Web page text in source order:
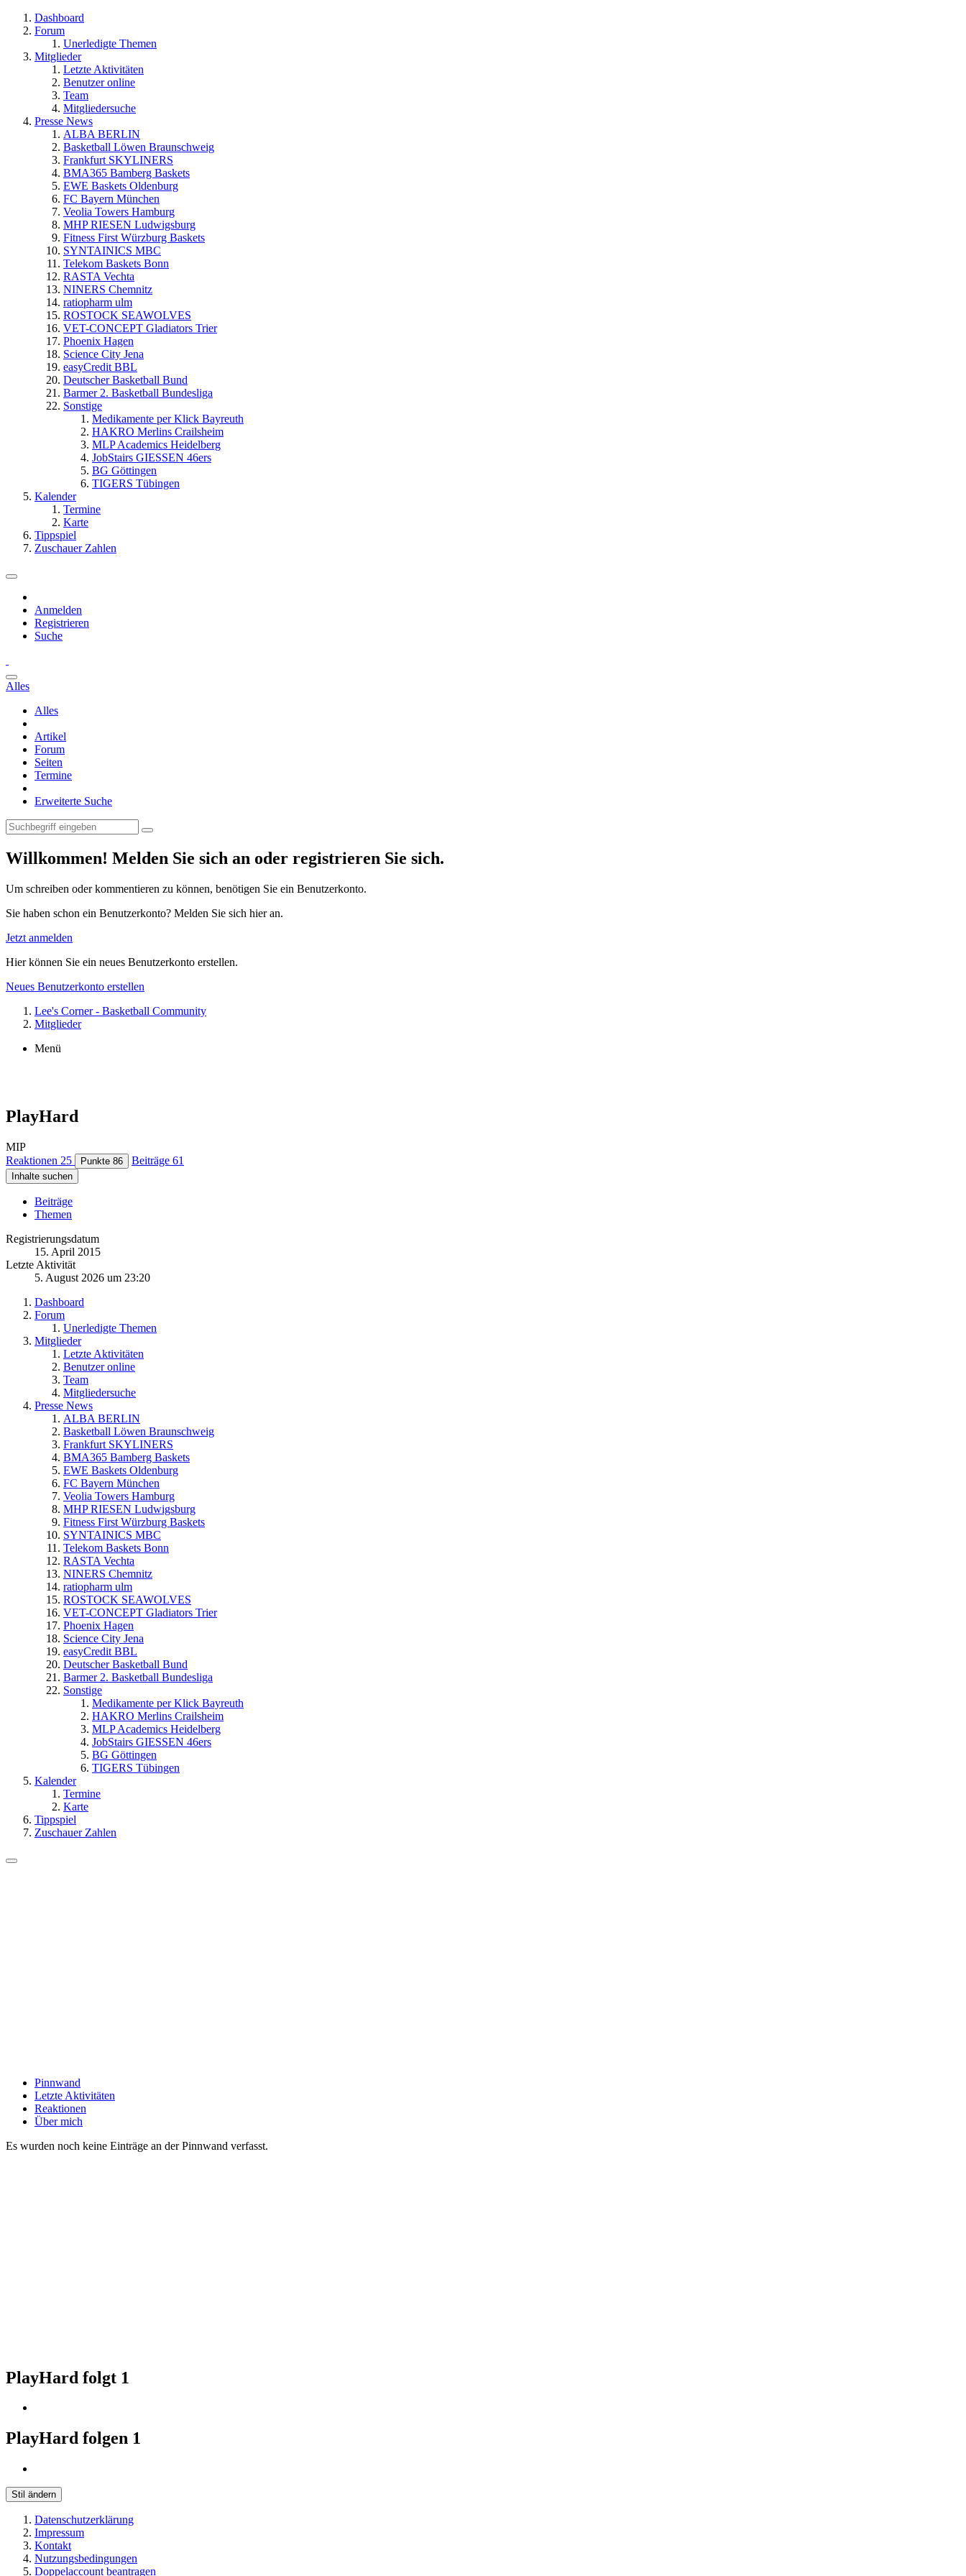
Dashboard
Forum
Unerledigte Themen
Mitglieder
Letzte Aktivitäten
Benutzer online
Team
Mitgliedersuche
Presse News
ALBA BERLIN
Basketball Löwen Braunschweig
Frankfurt SKYLINERS
BMA365 Bamberg Baskets
EWE Baskets Oldenburg
FC Bayern München
Veolia Towers Hamburg
MHP RIESEN Ludwigsburg
Fitness First Würzburg Baskets
SYNTAINICS MBC
Telekom Baskets Bonn
RASTA Vechta
NINERS Chemnitz
ratiopharm ulm
ROSTOCK SEAWOLVES
VET-CONCEPT Gladiators Trier
Phoenix Hagen
Science City Jena
easyCredit BBL
Deutscher Basketball Bund
Barmer 2. Basketball Bundesliga
Sonstige
Medikamente per Klick Bayreuth
HAKRO Merlins Crailsheim
MLP Academics Heidelberg
JobStairs GIESSEN 46ers
BG Göttingen
TIGERS Tübingen
Kalender
Termine
Karte
Tippspiel
Zuschauer Zahlen
Anmelden
Registrieren
Suche
Alles
Alles
Artikel
Forum
Seiten
Termine
Erweiterte Suche
Willkommen! Melden Sie sich an oder registrieren Sie sich.
Um schreiben oder kommentieren zu können, benötigen Sie ein Benutzerkonto.
Sie haben schon ein Benutzerkonto? Melden Sie sich hier an.
Jetzt anmelden
Hier können Sie ein neues Benutzerkonto erstellen.
Neues Benutzerkonto erstellen
Lee's Corner - Basketball Community
Mitglieder
Menü
PlayHard
MIP
Reaktionen 25 Punkte 86 Beiträge 61
Inhalte suchen
Beiträge
Themen
Registrierungsdatum
15. April 2015
Letzte Aktivität
5. August 2026 um 23:20
Dashboard
Forum
Unerledigte Themen
Mitglieder
Letzte Aktivitäten
Benutzer online
Team
Mitgliedersuche
Presse News
ALBA BERLIN
Basketball Löwen Braunschweig
Frankfurt SKYLINERS
BMA365 Bamberg Baskets
EWE Baskets Oldenburg
FC Bayern München
Veolia Towers Hamburg
MHP RIESEN Ludwigsburg
Fitness First Würzburg Baskets
SYNTAINICS MBC
Telekom Baskets Bonn
RASTA Vechta
NINERS Chemnitz
ratiopharm ulm
ROSTOCK SEAWOLVES
VET-CONCEPT Gladiators Trier
Phoenix Hagen
Science City Jena
easyCredit BBL
Deutscher Basketball Bund
Barmer 2. Basketball Bundesliga
Sonstige
Medikamente per Klick Bayreuth
HAKRO Merlins Crailsheim
MLP Academics Heidelberg
JobStairs GIESSEN 46ers
BG Göttingen
TIGERS Tübingen
Kalender
Termine
Karte
Tippspiel
Zuschauer Zahlen
Pinnwand
Letzte Aktivitäten
Reaktionen
Über mich
Es wurden noch keine Einträge an der Pinnwand verfasst.
PlayHard folgt 1
PlayHard folgen 1
Stil ändern
Datenschutzerklärung
Impressum
Kontakt
Nutzungsbedingungen
Doppelaccount beantragen